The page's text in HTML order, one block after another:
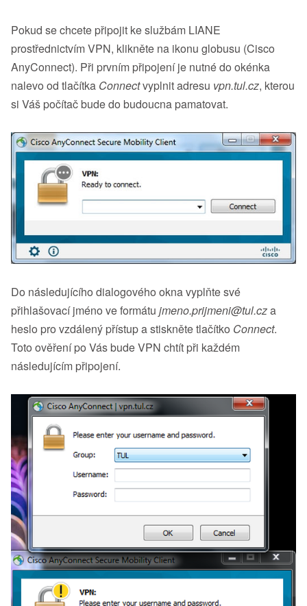
Pokud se chcete připojit ke službám LIANE
prostřednictvím VPN, klikněte na ikonu globusu (Cisco
AnyConnect). Při prvním připojení je nutné do okénka
nalevo od tlačítka Connectvyplnit adresu vpn.tul.cz, kterou
si Váš počítač bude do budoucna pamatovat.
Do následujícího dialogového okna vyplňte své
přihlašovací jméno ve formátu jmeno.prijmeni@tul.cza
heslo pro vzdálený přístup a stiskněte tlačítko Connect.
Toto ověření po Vás bude VPN chtít při každém
následujícím připojení.